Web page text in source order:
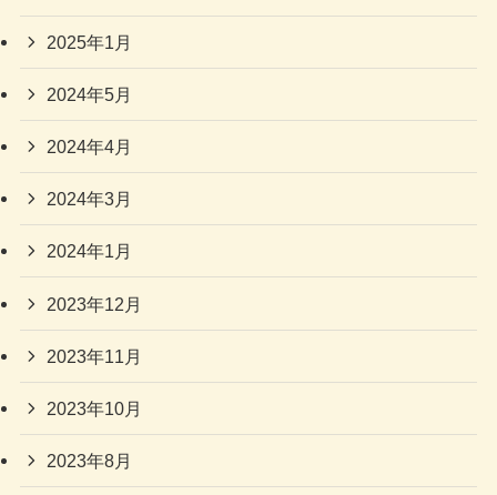
2025年1月
2024年5月
2024年4月
2024年3月
2024年1月
2023年12月
2023年11月
2023年10月
2023年8月